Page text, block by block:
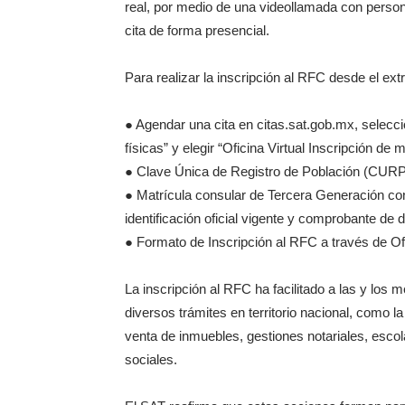
real, por medio de una videollamada con
cita de forma presencial.
Para realizar la inscripción al RFC desde el
● Agendar una cita en citas.sat.gob.mx,
físicas” y elegir “Oficina Virtual Inscripción de
● Clave Única de Registro de Población
● Matrícula consular de Tercera Generación
identificación oficial vigente y comprobante de
● Formato de Inscripción al RFC a través de
La inscripción al RFC ha facilitado a las y los
diversos trámites en territorio nacional, como
venta de inmuebles, gestiones notariales,
sociales.